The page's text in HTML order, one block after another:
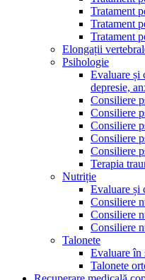
Tratament
Tratament
Tratament
Elongații
Psihologie
Evaluare și
depresie,
Consiliere
Consiliere
Consiliere
Consiliere
Consiliere
Terapia
Nutriție
Evaluare și
Consiliere
Consiliere
Consiliere
Talonete
Evaluare în
Talonete